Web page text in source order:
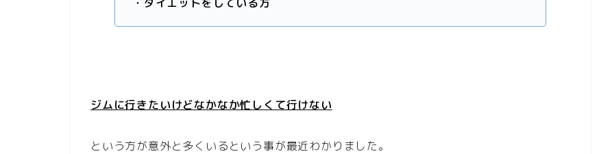
ジムに行きたいけどなかなか忙しくて行けない
という方が意外と多くいるという事が最近わかりました。